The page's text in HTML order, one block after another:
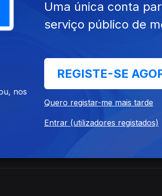
é da Sandra Duarte Tavares.
administração». Esta frase está correta? A
Duarte Tavares
nos
Uma única conta
serviço público de
REGISTE-SE
Quero registar-me mais tarde
Entrar (utilizadores registados)